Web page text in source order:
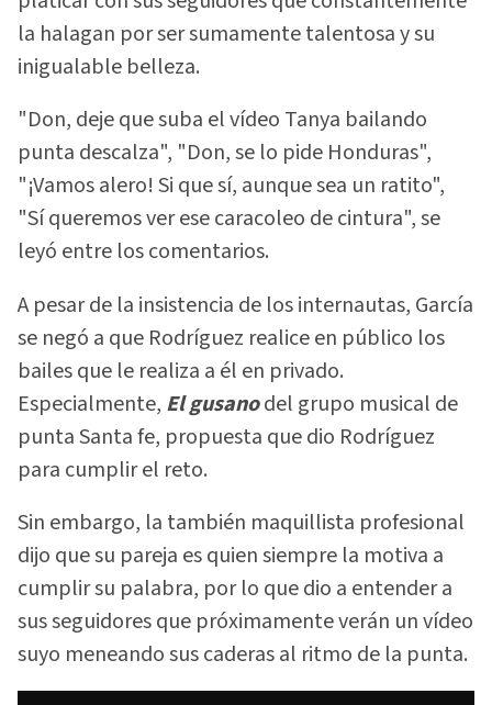
la halagan por ser sumamente talentosa y su
inigualable belleza.
"Don, deje que suba el vídeo Tanya bailando
punta descalza", "Don, se lo pide Honduras",
"¡Vamos alero! Si que sí, aunque sea un ratito",
"Sí queremos ver ese caracoleo de cintura", se
leyó entre los comentarios.
A pesar de la insistencia de los internautas, García
se negó a que Rodríguez realice en público los
bailes que le realiza a él en privado.
Especialmente, Elgusanodel grupo musical de
punta Santa fe, propuesta que dio Rodríguez
para cumplir el reto.
Sin embargo, la también maquillista profesional
dijo que su pareja es quien siempre la motiva a
cumplir su palabra, por lo que dio a entender a
sus seguidores que próximamente verán un vídeo
suyo meneando sus caderas al ritmo de la punta.